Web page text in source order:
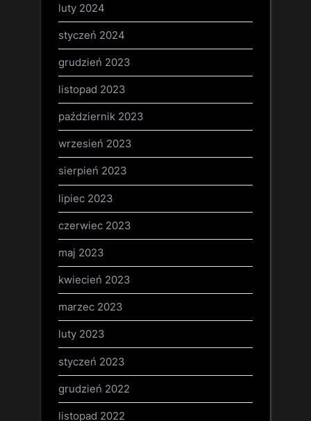
luty 2024
styczeń 2024
grudzień 2023
listopad 2023
październik 2023
wrzesień 2023
sierpień 2023
lipiec 2023
czerwiec 2023
maj 2023
kwiecień 2023
marzec 2023
luty 2023
styczeń 2023
grudzień 2022
listopad 2022